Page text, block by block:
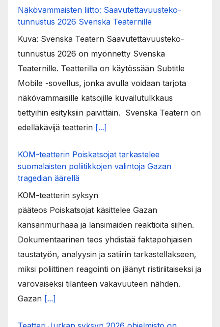
Näkövammaisten liitto: Saavutettavuusteko-
tunnustus 2026 Svenska Teaternille
Kuva: Svenska Teatern Saavutettavuusteko-
tunnustus 2026 on myönnetty Svenska
Teaternille. Teatterilla on käytössään Subtitle
Mobile -sovellus, jonka avulla voidaan tarjota
näkövammaisille katsojille kuvailutulkkaus
tiettyihin esityksiin päivittäin. Svenska Teatern on
edelläkävijä teatterin [...]
KOM-teatterin Poiskatsojat tarkastelee
suomalaisten poliitikkojen valintoja Gazan
tragedian äärellä
KOM-teatterin syksyn
pääteos Poiskatsojat käsittelee Gazan
kansanmurhaaa ja länsimaiden reaktioita siihen.
Dokumentaarinen teos yhdistää faktapohjaisen
taustatyön, analyysin ja satiirin tarkastellakseen,
miksi poliittinen reagointi on jäänyt ristiriitaiseksi ja
varovaiseksi tilanteen vakavuuteen nähden.
Gazan [...]